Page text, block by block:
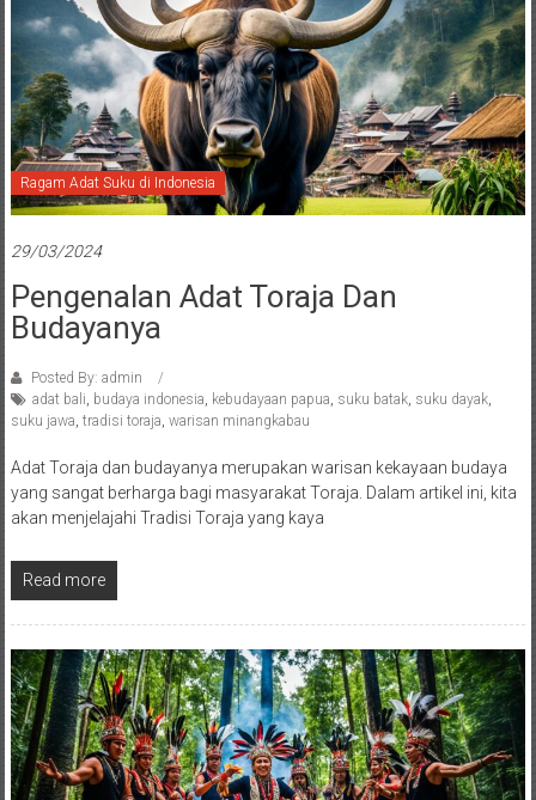
Ragam Adat Suku di Indonesia
29/03/2024
Pengenalan Adat Toraja Dan
Budayanya
Posted By: admin
adat bali, budaya indonesia, kebudayaan papua, suku batak, suku dayak,
suku jawa, tradisi toraja, warisan minangkabau
Adat Toraja dan budayanya merupakan warisan kekayaan budaya
yang sangat berharga bagi masyarakat Toraja. Dalam artikel ini, kita
akan menjelajahi Tradisi Toraja yang kaya
Read more